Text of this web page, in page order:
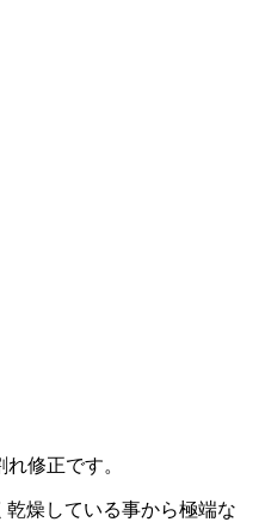
れ修正です。
乾燥している事から極端な